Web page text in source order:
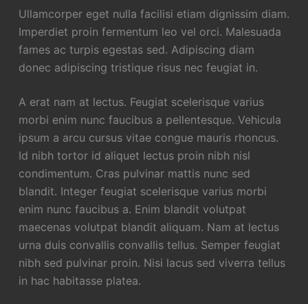
Ullamcorper eget nulla facilisi etiam dignissim diam.
Imperdiet proin fermentum leo vel orci. Malesuada
fames ac turpis egestas sed. Adipiscing diam
donec adipiscing tristique risus nec feugiat in.
A erat nam at lectus. Feugiat scelerisque varius
morbi enim nunc faucibus a pellentesque. Vehicula
ipsum a arcu cursus vitae congue mauris rhoncus.
Id nibh tortor id aliquet lectus proin nibh nisl
condimentum. Cras pulvinar mattis nunc sed
blandit. Integer feugiat scelerisque varius morbi
enim nunc faucibus a. Enim blandit volutpat
maecenas volutpat blandit aliquam. Nam at lectus
urna duis convallis convallis tellus. Semper feugiat
nibh sed pulvinar proin. Nisi lacus sed viverra tellus
in hac habitasse platea.